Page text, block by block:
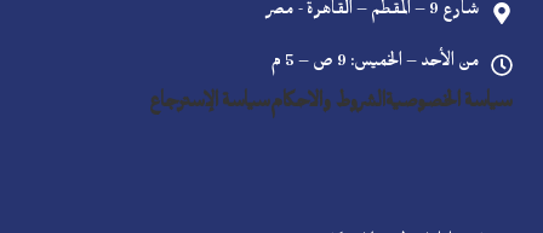
شارع 9 – المقطم – القاهرة - مصر
من الأحد – الخميس: 9 ص – 5 م
سياسة الخصوصيةالشروط والاحكامسياسة الإسترجاع